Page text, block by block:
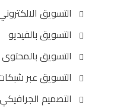
التسويق
التسويق بالفيديو
التسويق بالمحتوى
التسويق عبر
التصميم الجرافيكي